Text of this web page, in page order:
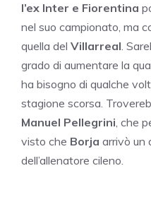
l’ex Inter e Fiorentina
nel suo campionato, ma
quella del Villarreal.
grado di aumentare la
ha bisogno di qualche
stagione scorsa.
Manuel Pellegrini, che
visto che Borja arrivò un
dell’allenatore cileno.